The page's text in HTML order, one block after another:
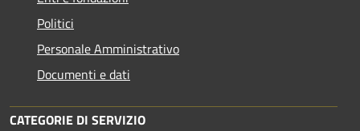
Politici
Personale Amministrativo
Documenti e dati
CATEGORIE DI SERVIZIO